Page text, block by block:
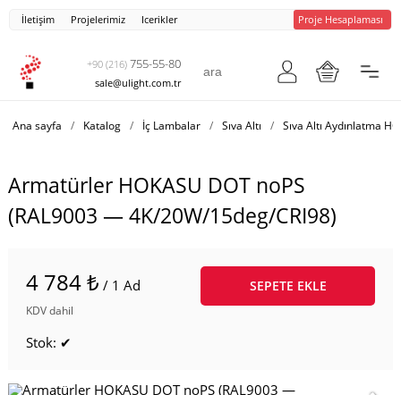
İletişim Projelerimiz Icerikler Proje Hesaplaması
+90 (216) 755-55-80
sale@ulight.com.tr
Ana sayfa / Katalog / İç Lambalar / Sıva Altı / Sıva Altı Aydınlatma
Armatürler HOKASU DOT noPS
(RAL9003 — 4K/20W/15deg/CRI98)
4 784 ₺ / 1 Ad
KDV dahil
SEPETE EKLE
Stok: ✔